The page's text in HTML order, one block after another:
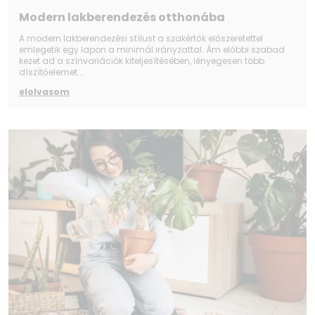
Modern lakberendezés otthonába
A modern lakberendezési stílust a szakértők előszeretettel
emlegetik egy lapon a minimál irányzattal. Ám előbbi szabad
kezet ad a színvariációk kiteljesítésében, lényegesen több
díszítőelemet...
elolvasom